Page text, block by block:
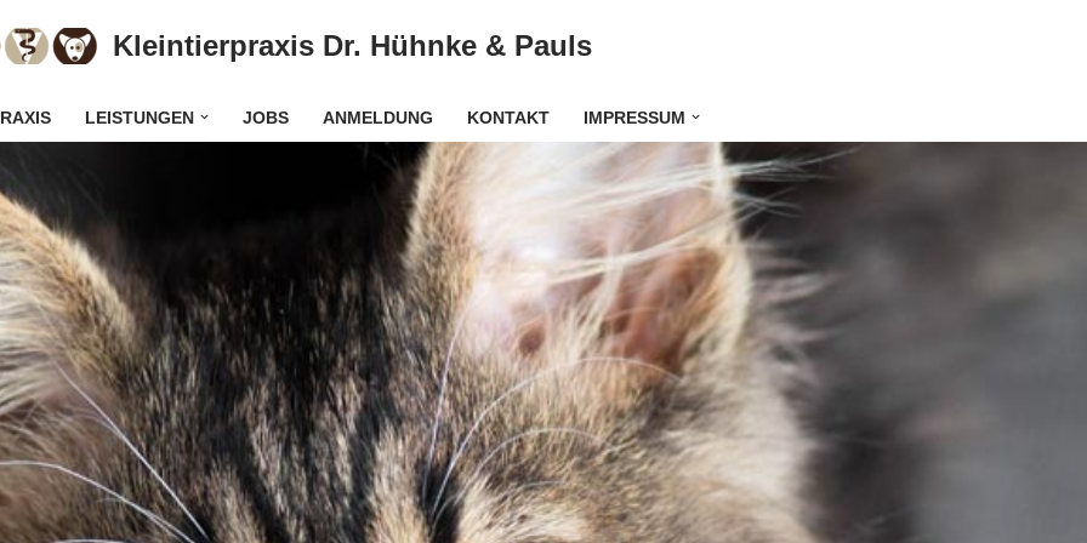
Kleintierpraxis Dr. Hühnke & Pauls
LEISTUNGEN JOBS ANMELDUNG KONTAKT IMPRESSUM